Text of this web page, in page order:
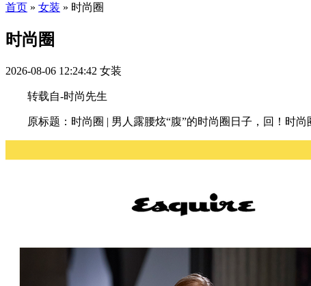
首页 » 女装 » 时尚圈
时尚圈
2026-08-06 12:24:42 女装
转载自-时尚先生
原标题：时尚圈 | 男人露腰炫“腹”的时尚圈日子，回！时尚